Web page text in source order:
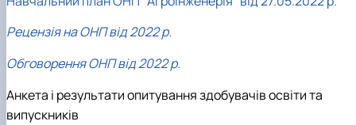
Рецензія на ОНП від 2022 р.
Обговорення ОНП від 2022 р.
Анкета і результати опитування здобувачів освіти та
випускників